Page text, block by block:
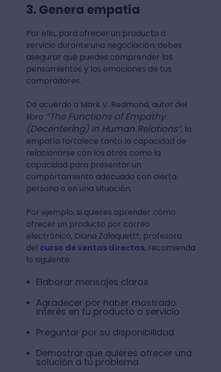
3. Genera empatía
Por ello, para ofrecer un producto o
servicio durante una negociación, debes
asegurar que puedes comprender los
pensamientos y las emociones de tus
compradores.
De acuerdo a Mark V. Redmond, autor del
libro “The Functions of Empathy
(Decentering) in Human Relations”, la
empatía fortalece tanto la capacidad de
relacionarse con los otros como la
capacidad para presentar un
comportamiento adecuado con cierta
persona o en una situación.
Por ejemplo, si quieres aprender cómo
ofrecer un producto por correo
electrónico, Diana Zalaquettt, profesora
del curso de ventas directas, recomienda
lo siguiente:
Elaborar mensajes claros
Agradecer por haber mostrado
interés en tu producto o servicio
Preguntar por su disponibilidad
Demostrar que quieres ofrecer una
solución a tu problema